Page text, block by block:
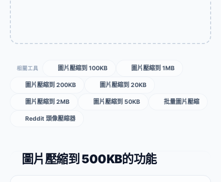
相關工具 圖片壓縮到 100KB 圖片壓縮到 1MB
圖片壓縮到 200KB 圖片壓縮到 20KB
圖片壓縮到 2MB 圖片壓縮到 50KB 批量圖片壓縮
Reddit 頭像壓縮器
圖片壓縮到 500KB的功能